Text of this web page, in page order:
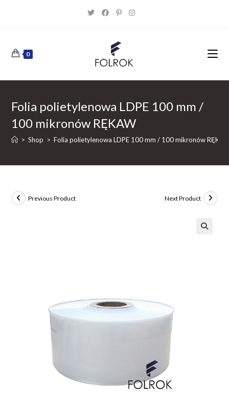
0
Folia polietylenowa LDPE 100 mm /
100 mikronów RĘKAW
> Shop > Folia polietylenowa LDPE 100 mm / 100 mikronów
Previous Product Next Product